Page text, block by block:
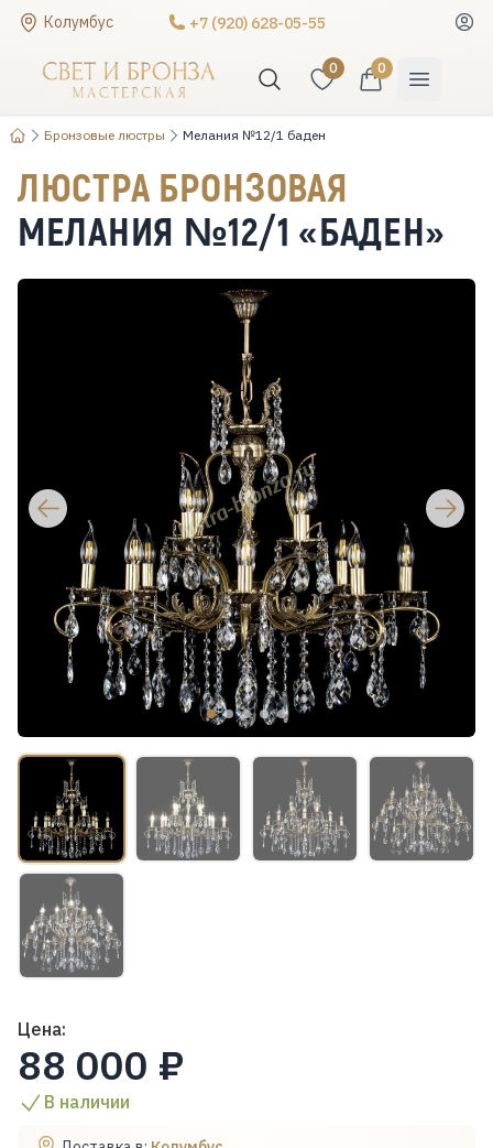
Колумбус +7 (920) 628-05-55
0 0
Бронзовые люстры Мелания №12/1 баден
ЛЮСТРА БРОНЗОВАЯ
МЕЛАНИЯ №12/1 «БАДЕН»
Цена:
88 000 ₽
В наличии